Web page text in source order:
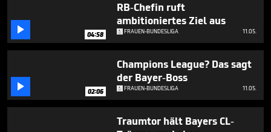
 04:58
RB-Chefin ruft
ambitioniertes Ziel aus
FRAUEN-BUNDESLIGA 11.05.
 02:06
Champions League? Das sagt
der Bayer-Boss
FRAUEN-BUNDESLIGA 11.05.
Traumtor hält Bayers CL-